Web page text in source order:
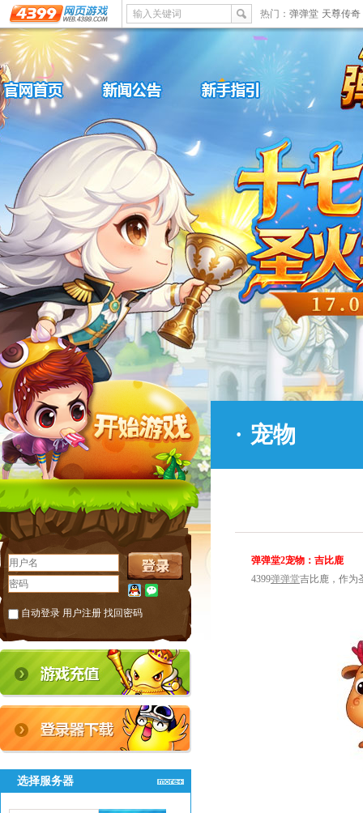
输入关键词 热门： 弹弹堂 天尊传奇
自动登录 用户注册 找回密码
选择服务器
· 宠物
弹弹堂2宠物：吉比鹿
4399弹弹堂吉比鹿，作为